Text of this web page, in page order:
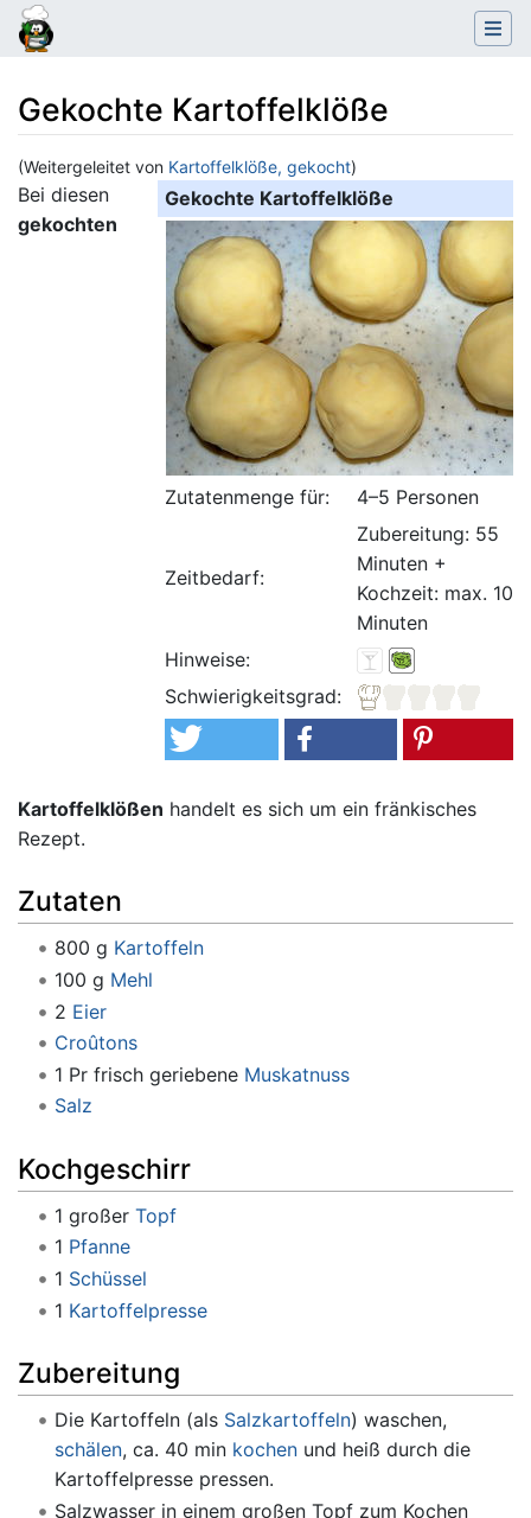
Gekochte Kartoffelklöße
(Weitergeleitet von Kartoffelklöße, gekocht)
Wechseln zu: Navigation,Suche
Gekochte Kartoffelklöße
Zutatenmenge für: 4–5 Personen
Zeitbedarf:
Zubereitung: 55
Minuten +
Kochzeit: max. 10
Minuten
Hinweise:
Schwierigkeitsgrad:
Bei diesen
gekochten
Kartoffelklößen handelt es sich um ein fränkisches
Rezept.
Zutaten
800 g Kartoffeln
100 g Mehl
2 Eier
Croûtons
1 Pr frisch geriebene Muskatnuss
Salz
Kochgeschirr
1 großer Topf
1 Pfanne
1 Schüssel
1 Kartoffelpresse
Zubereitung
Die Kartoffeln (als Salzkartoffeln) waschen,
schälen, ca. 40 min kochenund heiß durch die
Kartoffelpresse pressen.
Salzwasser in einem großen Topf zum Kochen